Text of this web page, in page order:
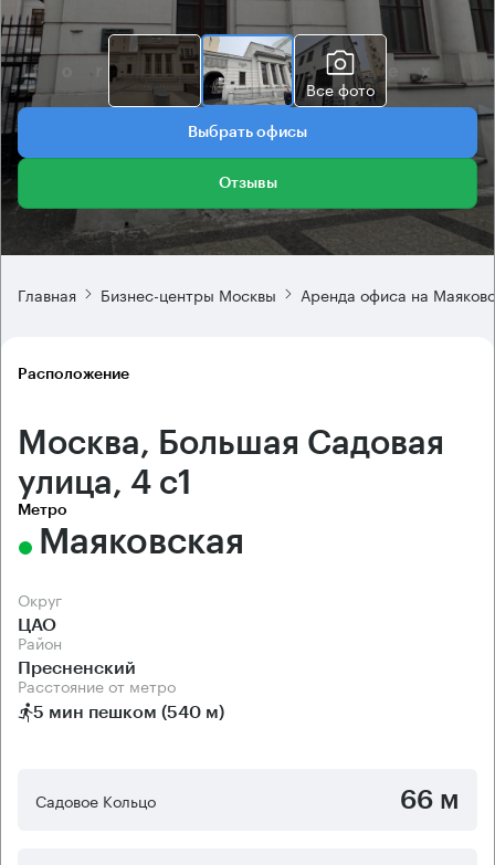
Все фото
Выбрать офисы
Отзывы
Главная Бизнес-центры Москвы Аренда офиса на
Расположение
Москва, Большая Садовая
улица, 4 с1
Метро
Маяковская
Округ
ЦАО
Район
Пресненский
Расстояние от метро
5 мин пешком (540 м)
Садовое Кольцо 66 м